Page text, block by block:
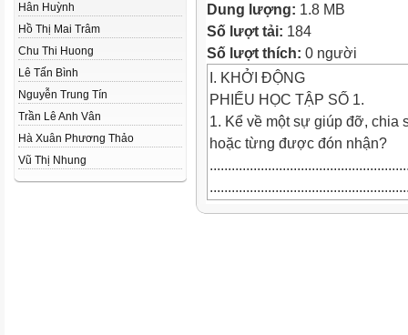
Hân Huỳnh
Hồ Thị Mai Trâm
Chu Thi Huong
Lê Tấn Bình
Nguyễn Trung Tín
Trần Lê Anh Vân
Hà Xuân Phương Thảo
Vũ Thị Nhung
Dung lượng: 1.8 MB
Số lượt tải: 184
Số lượt thích: 0 người
I. KHỞI ĐỘNG
PHIẾU HỌC TẬP SỐ 1.
1. Kể về một sự giúp đỡ, chia
hoặc từng được đón nhận?